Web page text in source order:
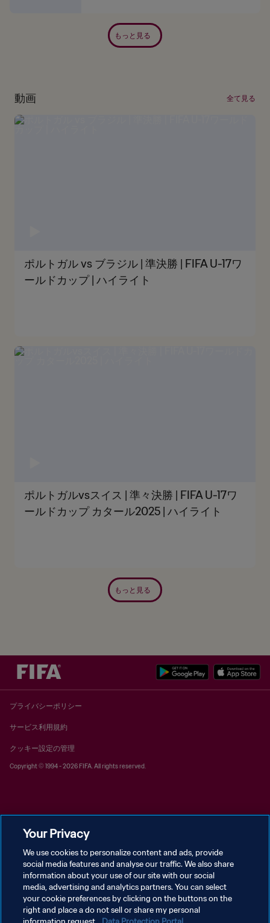
もっと見る
動画 全て見る
ポルトガル vs ブラジル | 準決勝 | FIFA U-17ワ
ールドカップ | ハイライト
ポルトガルvsスイス | 準々決勝 | FIFA U-17ワ
ールドカップ カタール2025 | ハイライト
もっと見る
プライバシーポリシー
サービス利用規約
クッキー設定の管理
Copyright © 1994 - 2026 FIFA. All rights reserved.
Your Privacy
We use cookies to personalize content and ads, provide
social media features and analyse our traffic. We also share
information about your use of our site with our social
media, advertising and analytics partners. You can select
your cookie preferences by clicking on the buttons on the
right and place a do not sell or share my personal